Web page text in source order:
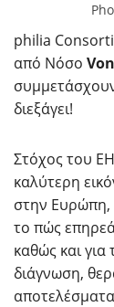
philia
από Νόσο
διεξάγει!
Στόχος του
καλύτερη
στην Ευρώπη,
το πώς
καθώς και για
διάγνωση,